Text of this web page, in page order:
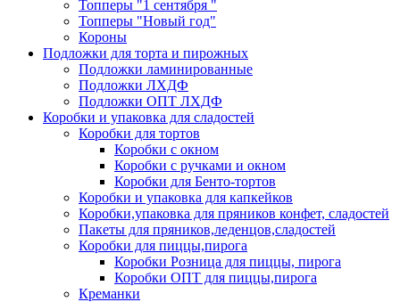
Топперы "1 сентября "
Топперы "Новый год"
Короны
Подложки для торта и пирожных
Подложки ламинированные
Подложки ЛХДФ
Подложки ОПТ ЛХДФ
Коробки и упаковка для сладостей
Коробки для тортов
Коробки с окном
Коробки с ручками и окном
Коробки для Бенто-тортов
Коробки и упаковка для капкейков
Коробки,упаковка для пряников конфет, сладостей
Пакеты для пряников,леденцов,сладостей
Коробки для пиццы,пирога
Коробки Розница для пиццы, пирога
Коробки ОПТ для пиццы,пирога
Креманки